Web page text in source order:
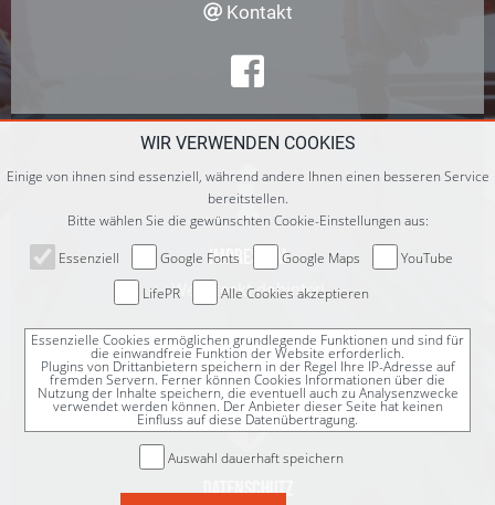
Kontakt

Impressum
Wer steckt dahinter!

Datenschutz
WIR VERWENDEN COOKIES
Einige von ihnen sind essenziell, während andere Ihnen einen besseren Service
bereitstellen.
Bitte wählen Sie die gewünschten Cookie-Einstellungen aus:
Essenziell Google Fonts Google Maps
YouTube
LifePR
Alle Cookies akzeptieren
Essenzielle Cookies ermöglichen grundlegende Funktionen und sind für
die einwandfreie Funktion der Website erforderlich.
Plugins von Drittanbietern speichern in der Regel Ihre IP-Adresse auf
fremden Servern. Ferner können Cookies Informationen über die
Nutzung der Inhalte speichern, die eventuell auch zu Analysenzwecke
verwendet werden können. Der Anbieter dieser Seite hat keinen
Einfluss auf diese Datenübertragung.
Auswahl dauerhaft speichern